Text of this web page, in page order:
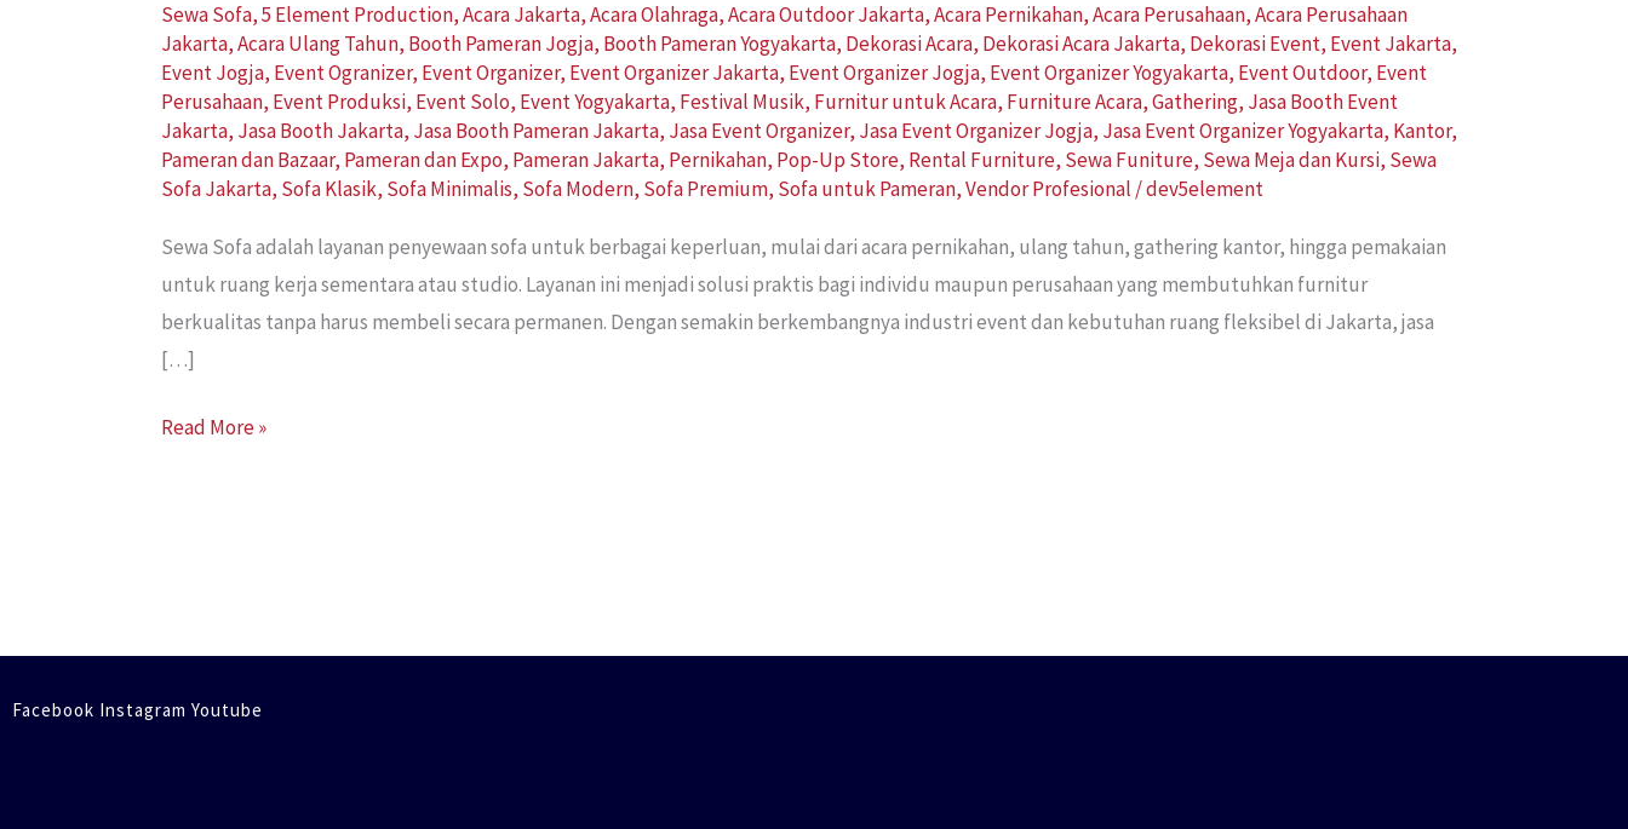
Sewa Sofa,5 Element Production,Acara Jakarta,Acara Olahraga,Acara Outdoor Jakarta,Acara Pernikahan,Acara Perusahaan,Acara Perusahaan
Jakarta,Acara Ulang Tahun, Booth Pameran Jogja, Booth Pameran Yogyakarta, Dekorasi Acara, Dekorasi Acara Jakarta, Dekorasi Event, Event Jakarta,
Event Jogja, Event Ogranizer, Event Organizer, Event Organizer Jakarta, Event Organizer Jogja, Event Organizer Yogyakarta, Event Outdoor, Event
Perusahaan, Event Produksi, Event Solo, Event Yogyakarta, Festival Musik, Furnitur untuk Acara, Furniture Acara,Gathering, Jasa Booth Event
Jakarta, Jasa Booth Jakarta, Jasa Booth Pameran Jakarta, Jasa Event Organizer, Jasa Event Organizer Jogja, Jasa Event Organizer Yogyakarta, Kantor,
Pameran dan Bazaar, Pameran dan Expo, Pameran Jakarta, Pernikahan, Pop-Up Store, Rental Furniture, Sewa Funiture, Sewa Meja dan Kursi, Sewa
Sofa Jakarta, Sofa Klasik, Sofa Minimalis, Sofa Modern, Sofa Premium, Sofa untuk Pameran,Vendor Profesional/dev5element
Sewa Sofa adalah layanan penyewaan sofa untuk berbagai keperluan, mulai dari acara pernikahan, ulang tahun, gathering kantor, hingga pemakaian
untuk ruang kerja sementara atau studio. Layanan ini menjadi solusi praktis bagi individu maupun perusahaan yang membutuhkan furnitur
berkualitas tanpa harus membeli secara permanen. Dengan semakin berkembangnya industri event dan kebutuhan ruang fleksibel di Jakarta, jasa
[…]
Read More »
Facebook Instagram Youtube